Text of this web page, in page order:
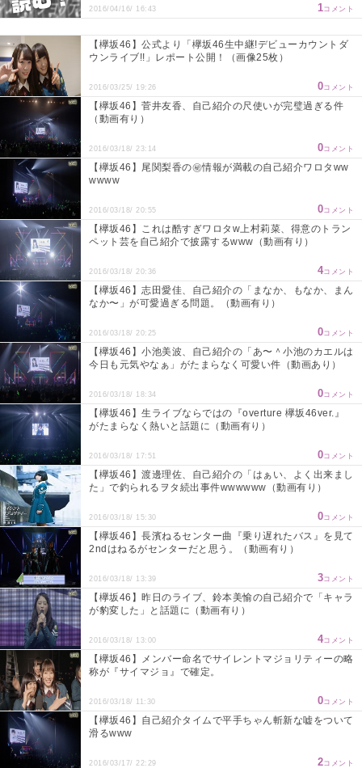
2016/04/16/ 16:43 1コメント
【欅坂46】公式より「欅坂46生中継!デビューカウントダ
ウンライブ!!」レポート公開！（画像25枚）
2016/03/25/ 19:26 0コメント
【欅坂46】菅井友香、自己紹介の尺使いが完璧過ぎる件
（動画有り）
2016/03/18/ 23:14 0コメント
【欅坂46】尾関梨香の㊙情報が満載の自己紹介ワロタww
wwww
2016/03/18/ 20:55 0コメント
【欅坂46】これは酷すぎワロタw上村莉菜、得意のトラン
ペット芸を自己紹介で披露するwww（動画有り）
2016/03/18/ 20:36 4コメント
【欅坂46】志田愛佳、自己紹介の「まなか、もなか、まん
なか〜」が可愛過ぎる問題。（動画有り）
2016/03/18/ 20:25 0コメント
【欅坂46】小池美波、自己紹介の「あ〜＾小池のカエルは
今日も元気やなぁ」がたまらなく可愛い件（動画あり）
2016/03/18/ 18:34 0コメント
【欅坂46】生ライブならではの『overture 欅坂46ver.』
がたまらなく熱いと話題に（動画有り）
2016/03/18/ 17:51 0コメント
【欅坂46】渡邊理佐、自己紹介の「はぁい、よく出来まし
た」で釣られるヲタ続出事件wwwwww（動画有り）
2016/03/18/ 15:30 0コメント
【欅坂46】長濱ねるセンター曲『乗り遅れたバス』を見て
2ndはねるがセンターだと思う。（動画有り）
2016/03/18/ 13:39 3コメント
【欅坂46】昨日のライブ、鈴本美愉の自己紹介で「キャラ
が豹変した」と話題に（動画有り）
2016/03/18/ 13:00 4コメント
【欅坂46】メンバー命名でサイレントマジョリティーの略
称が『サイマジョ』で確定。
2016/03/18/ 11:30 0コメント
【欅坂46】自己紹介タイムで平手ちゃん斬新な嘘をついて
滑るwww
2016/03/17/ 22:29 2コメント